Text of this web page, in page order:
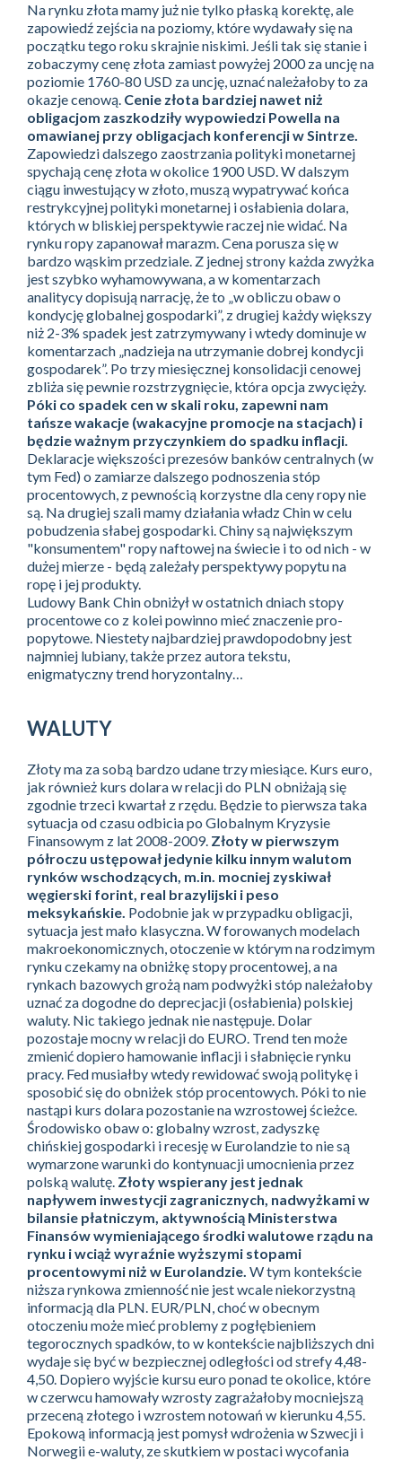
Na rynku złota mamy już nie tylko płaską korektę, ale
zapowiedź zejścia na poziomy, które wydawały się na
początku tego roku skrajnie niskimi. Jeśli tak się stanie i
zobaczymy cenę złota zamiast powyżej 2000 za uncję na
poziomie 1760-80 USD za uncję, uznać należałoby to za
okazje cenową. Cenie złota bardziej nawet niż
obligacjom zaszkodziły wypowiedzi Powella na
omawianej przy obligacjach konferencji w Sintrze.
Zapowiedzi dalszego zaostrzania polityki monetarnej
spychają cenę złota w okolice 1900 USD. W dalszym
ciągu inwestujący w złoto, muszą wypatrywać końca
restrykcyjnej polityki monetarnej i osłabienia dolara,
których w bliskiej perspektywie raczej nie widać. Na
rynku ropy zapanował marazm. Cena porusza się w
bardzo wąskim przedziale. Z jednej strony każda zwyżka
jest szybko wyhamowywana, a w komentarzach
analitycy dopisują narrację, że to „w obliczu obaw o
kondycję globalnej gospodarki”, z drugiej każdy większy
niż 2-3% spadek jest zatrzymywany i wtedy dominuje w
komentarzach „nadzieja na utrzymanie dobrej kondycji
gospodarek”. Po trzy miesięcznej konsolidacji cenowej
zbliża się pewnie rozstrzygnięcie, która opcja zwycięży.
Póki co spadek cen w skali roku, zapewni nam
tańsze wakacje (wakacyjne promocje na stacjach) i
będzie ważnym przyczynkiem do spadku inflacji.
Deklaracje większości prezesów banków centralnych (w
tym Fed) o zamiarze dalszego podnoszenia stóp
procentowych, z pewnością korzystne dla ceny ropy nie
są. Na drugiej szali mamy działania władz Chin w celu
pobudzenia słabej gospodarki. Chiny są największym
"konsumentem" ropy naftowej na świecie i to od nich - w
dużej mierze - będą zależały perspektywy popytu na
ropę i jej produkty.
Ludowy Bank Chin obniżył w ostatnich dniach stopy
procentowe co z kolei powinno mieć znaczenie pro-
popytowe. Niestety najbardziej prawdopodobny jest
najmniej lubiany, także przez autora tekstu,
enigmatyczny trend horyzontalny…
WALUTY
Złoty ma za sobą bardzo udane trzy miesiące. Kurs euro,
jak również kurs dolara w relacji do PLN obniżają się
zgodnie trzeci kwartał z rzędu. Będzie to pierwsza taka
sytuacja od czasu odbicia po Globalnym Kryzysie
Finansowym z lat 2008-2009. Złoty w pierwszym
półroczu ustępował jedynie kilku innym walutom
rynków wschodzących, m.in. mocniej zyskiwał
węgierski forint, real brazylijski i peso
meksykańskie. Podobnie jak w przypadku obligacji,
sytuacja jest mało klasyczna. W forowanych modelach
makroekonomicznych, otoczenie w którym na rodzimym
rynku czekamy na obniżkę stopy procentowej, a na
rynkach bazowych grożą nam podwyżki stóp należałoby
uznać za dogodne do deprecjacji (osłabienia) polskiej
waluty. Nic takiego jednak nie następuje. Dolar
pozostaje mocny w relacji do EURO. Trend ten może
zmienić dopiero hamowanie inflacji i słabnięcie rynku
pracy. Fed musiałby wtedy rewidować swoją politykę i
sposobić się do obniżek stóp procentowych. Póki to nie
nastąpi kurs dolara pozostanie na wzrostowej ścieżce.
Środowisko obaw o: globalny wzrost, zadyszkę
chińskiej gospodarki i recesję w Eurolandzie to nie są
wymarzone warunki do kontynuacji umocnienia przez
polską walutę. Złoty wspierany jest jednak
napływem inwestycji zagranicznych, nadwyżkami w
bilansie płatniczym, aktywnością Ministerstwa
Finansów wymieniającego środki walutowe rządu na
rynku i wciąż wyraźnie wyższymi stopami
procentowymi niż w Eurolandzie. W tym kontekście
niższa rynkowa zmienność nie jest wcale niekorzystną
informacją dla PLN. EUR/PLN, choć w obecnym
otoczeniu może mieć problemy z pogłębieniem
tegorocznych spadków, to w kontekście najbliższych dni
wydaje się być w bezpiecznej odległości od strefy 4,48-
4,50. Dopiero wyjście kursu euro ponad te okolice, które
w czerwcu hamowały wzrosty zagrażałoby mocniejszą
przeceną złotego i wzrostem notowań w kierunku 4,55.
Epokową informacją jest pomysł wdrożenia w Szwecji i
Norwegii e-waluty, ze skutkiem w postaci wycofania